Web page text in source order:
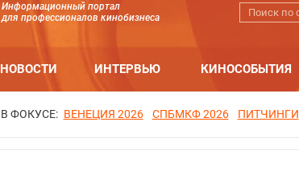
Информационный портал
для профессионалов кинобизнеса
НОВОСТИ ИНТЕРВЬЮ КИНОСОБЫТИЯ
В ФОКУСЕ: ВЕНЕЦИЯ 2026 СПБМКФ 2026 ПИТЧИНГИ